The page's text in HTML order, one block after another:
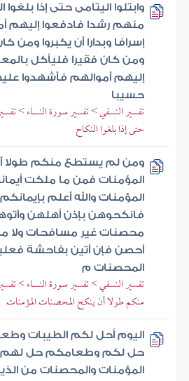
وابتلوا اليتامى حتى إذا
منهم رشدا فادفعوا إليهم
إسرافا وبدارا أن يكبروا
ومن كان فقيرا فليأكل
إليهم أموالهم فأشهدوا
حسيبا
تفسير النسفي > تفسير سورة النساء > تفسير
حتى إذا بلغوا النكاح
ومن لم يستطع منكم طولا
المؤمنات فمن ما ملكت
المؤمنات والله أعلم
فانكحوهن بإذن أهلهن
محصنات غير مسافحات ولا
أحصن فإن أتين بفاحشة
المحصنات م
تفسير النسفي > تفسير سورة النساء >
منكم طولا أن ينكح المحصنات المؤمنات
اليوم أحل لكم الطيبات
حل لكم وطعامكم حل لهم
المؤمنات والمحصنات من